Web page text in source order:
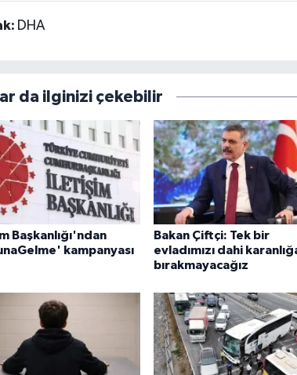
DHA
da ilginizi çekebilir
Başkanlığı'ndan
kampanyası
Bakan Çiftçi: Tek bir
evladımızı dahi
bırakmayacağız